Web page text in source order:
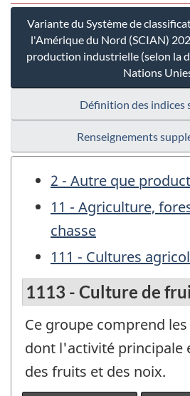
Variante du Système de
l'Amérique du Nord (SCIAN)
production industrielle (selon la
Nations
Définition des indices
Renseignements
2 - Autre que
11 - Agriculture,
chasse
111 - Cultures
1113 - Culture de
Ce groupe comprend
dont l'activité principale
des fruits et des noix.